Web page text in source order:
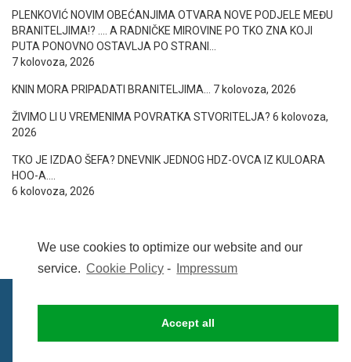
We use cookies to optimize our website and our
service. Cookie Policy - Impressum
Accept all
PLENKOVIĆ NOVIM OBEĆANJIMA OTVARA NOVE PODJELE MEĐU
BRANITELJIMA!? …. A RADNIČKE MIROVINE PO TKO ZNA KOJI
PUTA PONOVNO OSTAVLJA PO STRANI…
7 kolovoza, 2026
KNIN MORA PRIPADATI BRANITELJIMA… 7 kolovoza, 2026
ŽIVIMO LI U VREMENIMA POVRATKA STVORITELJA? 6 kolovoza,
2026
TKO JE IZDAO ŠEFA? DNEVNIK JEDNOG HDZ-OVCA IZ KULOARA
HOO-A….
6 kolovoza, 2026